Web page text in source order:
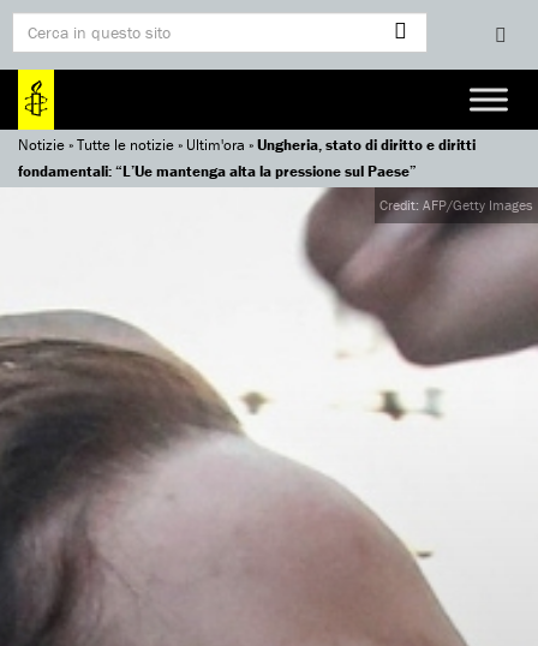
Notizie»Tutte le notizie» Ultim'ora »Ungheria, stato di diritto e diritti
fondamentali: “L’Ue mantenga alta la pressione sul Paese”
Credit: AFP/Getty Images